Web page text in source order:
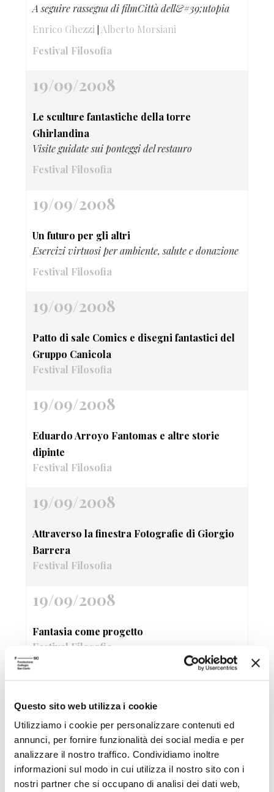
Questo sito web utilizza i cookie
Utilizziamo i cookie per personalizzare contenuti ed
annunci, per fornire funzionalità dei social media e per
analizzare il nostro traffico. Condividiamo inoltre
informazioni sul modo in cui utilizza il nostro sito con i
nostri partner che si occupano di analisi dei dati web,
A seguire rassegna di filmCittà dell&#39;utopia
Enrico Ghezzi Alberto Morsiani
Festival Filosofia
19/09/2008
Le sculture fantastiche della torre
Ghirlandina
Visite guidate sui ponteggi del restauro
Festival Filosofia
19/09/2008
Un futuro per gli altri
Esercizi virtuosi per ambiente, salute e donazione
Festival Filosofia
19/09/2008
Patto di sale Comics e disegni fantastici del
Gruppo Canicola
Festival Filosofia
19/09/2008
Eduardo Arroyo Fantomas e altre storie
dipinte
Festival Filosofia
19/09/2008
Attraverso la finestra Fotografie di Giorgio
Barrera
Festival Filosofia
19/09/2008
Fantasia come progetto
Festival Filosofia
19/09/2008
Sandy Skoglund True Fiction
Festival Filosofia
19/09/2008